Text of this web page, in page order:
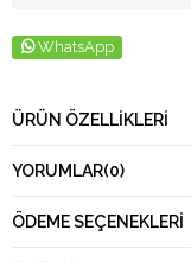
WhatsApp
ÜRÜN ÖZELLIKLERI
YORUMLAR(0)
ÖDEME SEÇENEKLERI